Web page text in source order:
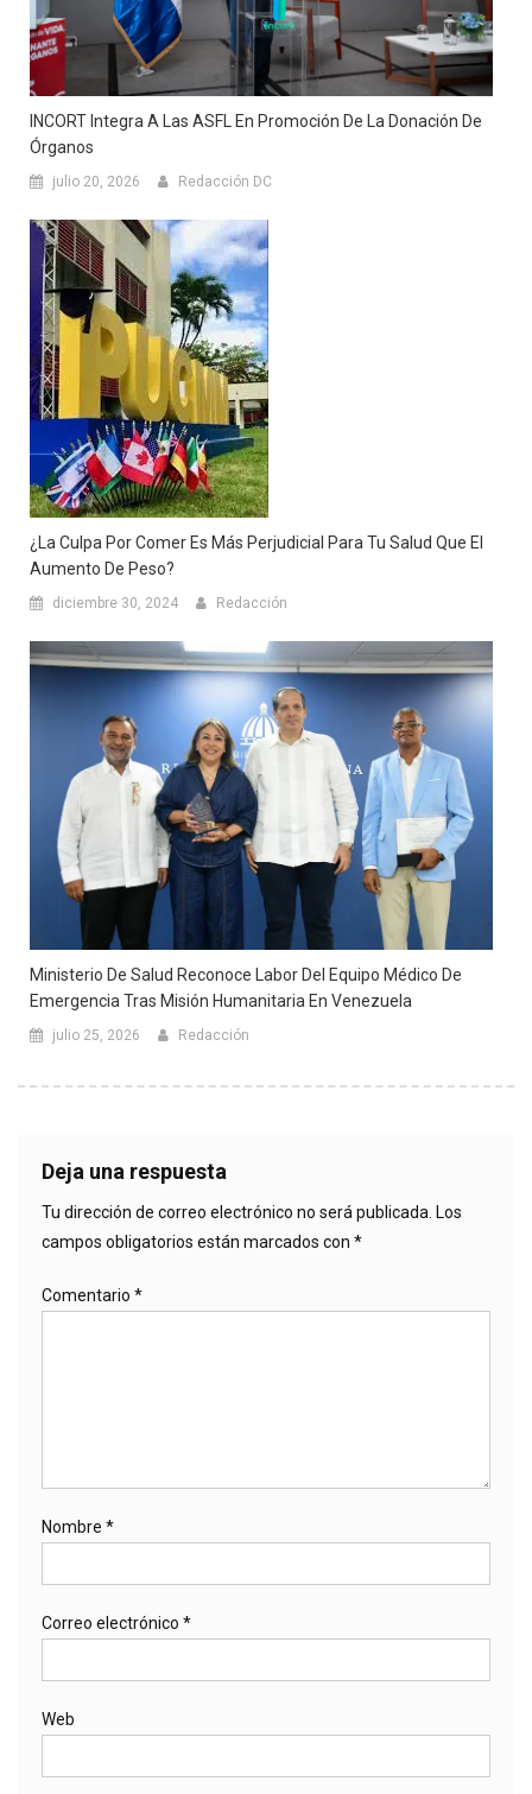
INCORT Integra A Las ASFL En Promoción De La Donación De
Órganos
julio 20, 2026 Redacción DC
¿La Culpa Por Comer Es Más Perjudicial Para Tu Salud Que El
Aumento De Peso?
diciembre 30, 2024 Redacción
Ministerio De Salud Reconoce Labor Del Equipo Médico De
Emergencia Tras Misión Humanitaria En Venezuela
julio 25, 2026 Redacción
Deja una respuesta
Tu dirección de correo electrónico no será publicada. Los
campos obligatorios están marcados con *
Comentario *
Nombre *
Correo electrónico *
Web